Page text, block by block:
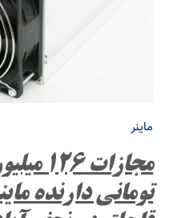
ماینر
مجازات ۱۲۶
تومانی دارنده